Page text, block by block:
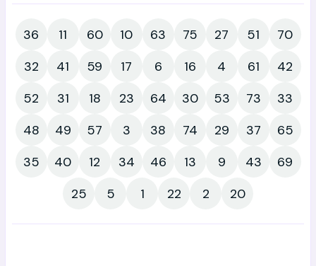
36 11 60 10 63 75 27 51
70
32
41 59 17 6 16 4 61
42
52
31 18 23 64 30 53 73
33
48
49 57 3 38 74 29 37
65
35
40 12 34 46 13 9 43
69
25
5 1 22 2 20